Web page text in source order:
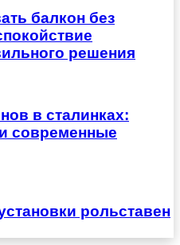
балкон без
решения
в сталинках:
современные
рольставен